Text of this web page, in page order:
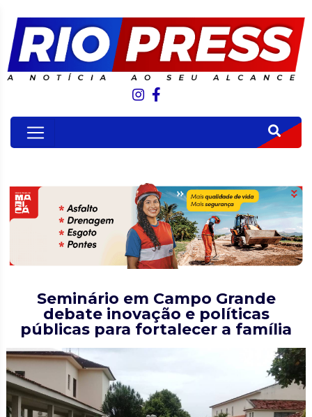
Seminário em Campo Grande
debate inovação e políticas
públicas para fortalecer a família